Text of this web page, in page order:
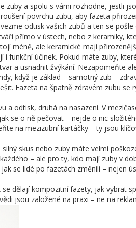
zuby a spolu s vámi rozhodne, jestli
povrchu zubu, aby fazeta
odtisk vašich zubů a ten se
přímo v ústech, nebo z keramiky,
méně, ale keramické mají
funkční účinek. Pokud máte zuby,
a usnadnit žvýkání. Nezapomeňte
když je základ – samotný zub –
Fazeta na špatně zdravém zubu se
a odtisk, druhá na nasazení. V
se o ně pečovat – nejde o nic
na mezizubní kartáčky – ty jsou
skus nebo zuby máte velmi
– ale pro ty, kdo mají zuby v
se lidé po fazetách změnili – nejen
dělají kompozitní fazety, jak vybrat
jsou založené na praxi – ne na